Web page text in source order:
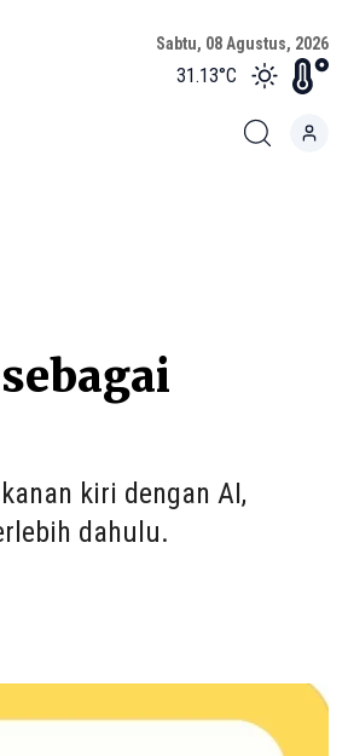
Sabtu, 08 Agustus, 2026
31.13°C
kiri dengan AI,
dahulu.